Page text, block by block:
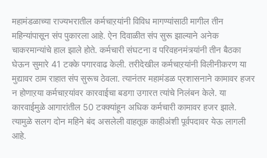
महामंडळाच्या राज्यभरातील कर्मचाऱयांनी विविध मागण्यांसाठी मागील तीन
महिन्यांपासून संप पुकारला आहे. ऐन दिवाळीत संप सुरू झाल्याने अनेक
चाकरमान्यांचे हाल झाले होते. कर्मचारी संघटना व परिवहनमंत्र्यांनी तीन बैठका
घेऊन सुमारे 41 टक्के पगारवाढ केली. तरीदेखील कर्मचाऱयांनी विलीनीकरण या
मुद्यावर ठाम राहात संप सुरूच ठेवला. त्यानंतर महामंडळ प्रशासनाने कामावर हजर
न होणाऱया कर्मचाऱयांवर कारवाईचा बडगा उगारत त्यांचे निलंबन केले. या
कारवाईमुळे आगारांतील 50 टक्क्यांहून अधिक कर्मचारी कामावर हजर झाले.
त्यामुळे सलग दोन महिने बंद असलेली वाहतूक काहीअंशी पूर्वपदावर येऊ लागली
आहे.